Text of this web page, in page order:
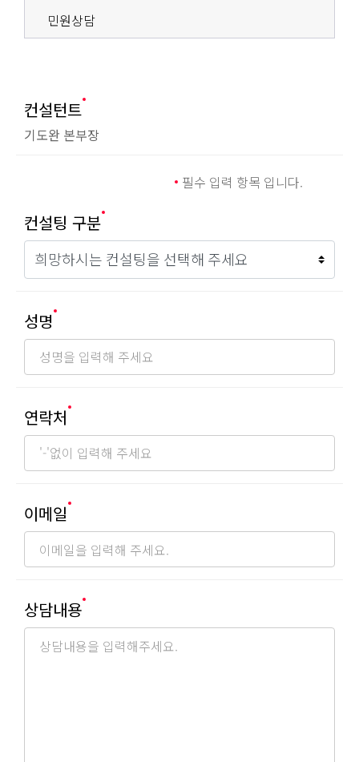
민원상담
컨설턴트
기도완 본부장
필수 입력 항목 입니다.
컨설팅 구분
성명
연락처
이메일
상담내용